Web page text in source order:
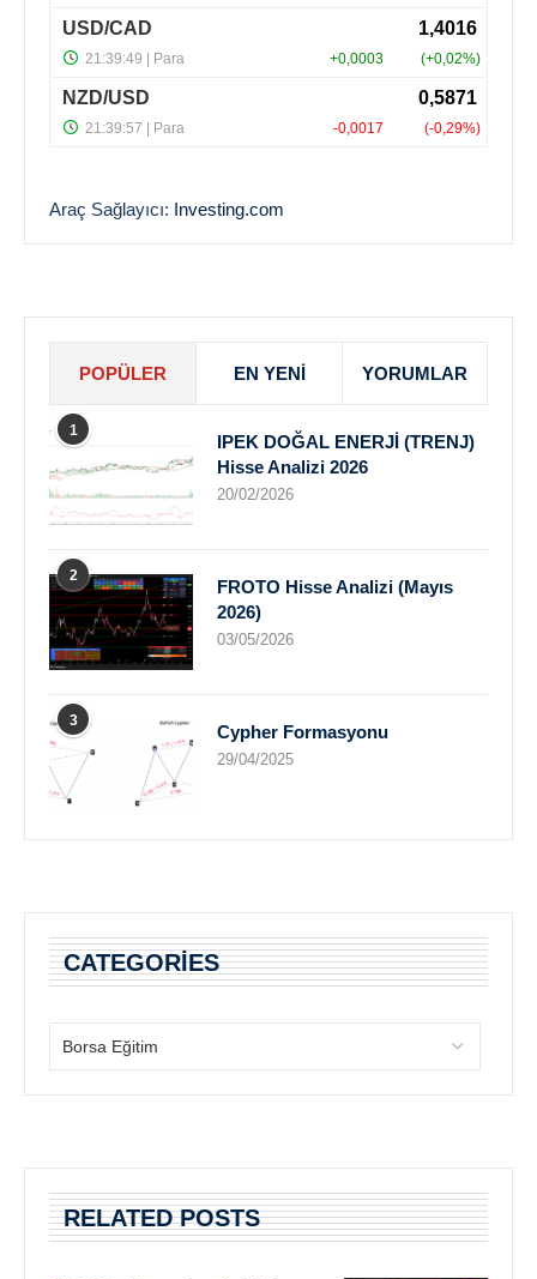
Araç Sağlayıcı: Investing.com
POPÜLER EN YENI YORUMLAR
1
IPEK DOĞAL ENERJİ (TRENJ)
Hisse Analizi 2026
20/02/2026
2
FROTO Hisse Analizi (Mayıs
2026)
03/05/2026
3
Cypher Formasyonu
29/04/2025
CATEGORIES
RELATED POSTS